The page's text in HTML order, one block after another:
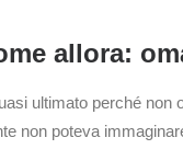
allora:
ultimato perché non
non poteva